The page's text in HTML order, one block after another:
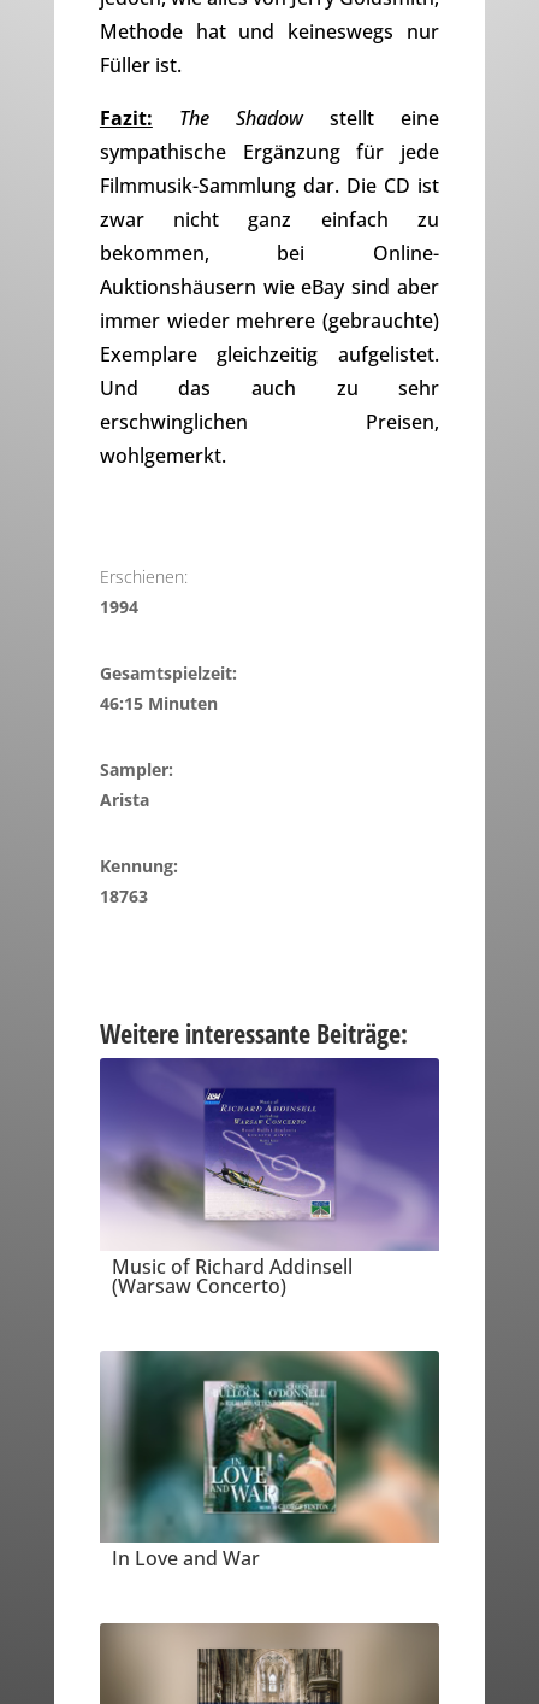
Methode hat und keineswegs nur
Füller ist.
Fazit:
The Shadowstellt eine
sympathische Ergänzung für jede
Filmmusik-Sammlung dar. Die CD ist
zwar nicht ganz einfach zu
bekommen, bei Online-
Auktionshäusern wie eBay sind aber
immer wieder mehrere (gebrauchte)
Exemplare gleichzeitig aufgelistet.
Und das auch zu sehr
erschwinglichen Preisen,
wohlgemerkt.
Erschienen:
1994
Gesamtspielzeit:
46:15 Minuten
Sampler:
Arista
Kennung:
18763
Weitere interessante Beiträge:
Music of Richard Addinsell
(Warsaw Concerto)
In Love and War